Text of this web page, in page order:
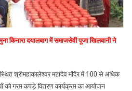
चेहरे,
भजन
संध्या
का
आयोजन
किनारा दयालबाग में समाजसेवी पूजा खिलवानी ने
श्रीमहाकालेश्वर महादेव मंदिर में 100 से अधिक
को गरम कपड़े वितरण कार्यक्रम का आयोजन